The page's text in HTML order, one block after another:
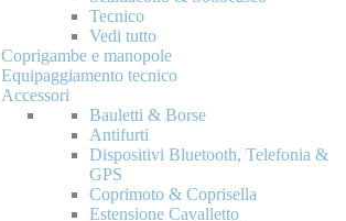
Tecnico
Vedi tutto
Coprigambe e manopole
Equipaggiamento tecnico
Accessori
Bauletti & Borse
Antifurti
Dispositivi Bluetooth, Telefonia &
GPS
Coprimoto & Coprisella
Estensione Cavalletto